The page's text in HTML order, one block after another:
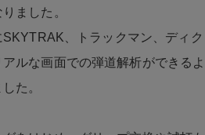
ました。
、トラックマン、ディク
ルな画面での弾道解析ができるよ
た。